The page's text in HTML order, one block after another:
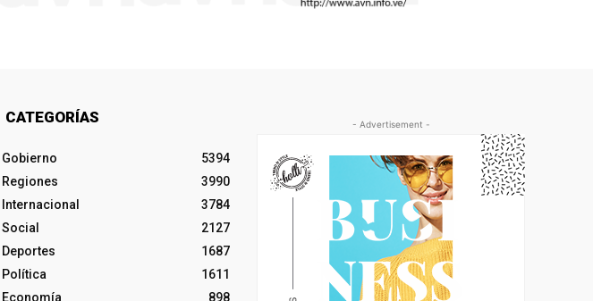
CATEGORÍAS
Gobierno
5394
Regiones
3990
Internacional
3784
Social
2127
Deportes
1687
Política
1611
Economía
898
- Advertisement -